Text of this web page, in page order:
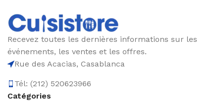
Recevez toutes les dernières informations sur les
événements, les ventes et les offres.
Rue des Acacias, Casablanca
Tél: (212) 520623966
Catégories